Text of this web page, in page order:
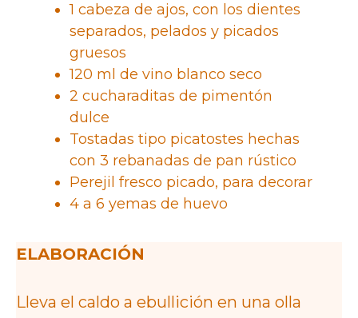
1 cabeza de ajos, con los dientes
separados, pelados y picados
gruesos
120 ml de vino blanco seco
2 cucharaditas de pimentón
dulce
Tostadas tipo picatostes hechas
con 3 rebanadas de pan rústico
Perejil fresco picado, para decorar
4 a 6 yemas de huevo
ELABORACIÓN
Lleva el caldo a ebullición en una olla